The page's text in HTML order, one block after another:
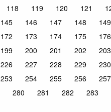
118 119 120 121
145 146 147 148 149
172 173 174 175 176
199 200 201 202 203
226 227 228 229 230
253 254 255 256 257
280 281 282 283